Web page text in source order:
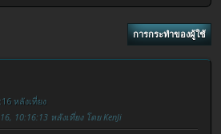
การกระทำของผู้ใช้
หลังเที่ยง
10:16:13 หลังเที่ยง โดย KenJi